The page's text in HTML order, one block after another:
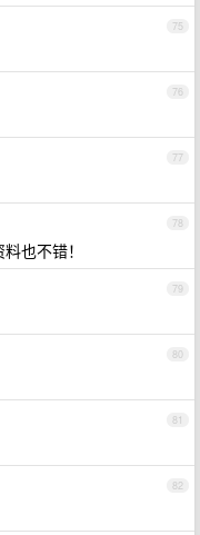
75
76
77
78
也不错！
79
80
81
82